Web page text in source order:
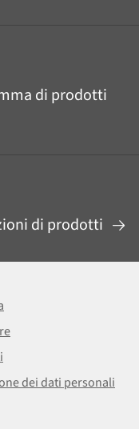
di prodotti
di prodotti
dei dati personali